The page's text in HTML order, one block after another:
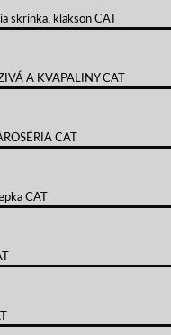
skrinka, klakson CAT
A KVAPALINY CAT
CAT
CAT